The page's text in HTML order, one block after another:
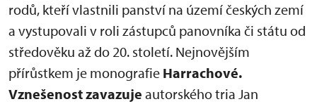
rodů, kteří vlastnili panství na území českých zemí
a vystupovali v roli zástupců panovníka či státu od
středověku až do 20. století. Nejnovějším
přírůstkem je monografie Harrachové.
Vznešenost zavazuje autorského tria Jan